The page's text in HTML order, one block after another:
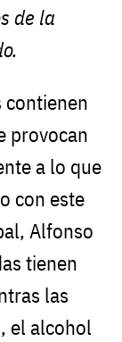
de la
contienen
provocan
a lo que
con este
Alfonso
tienen
las
el alcohol